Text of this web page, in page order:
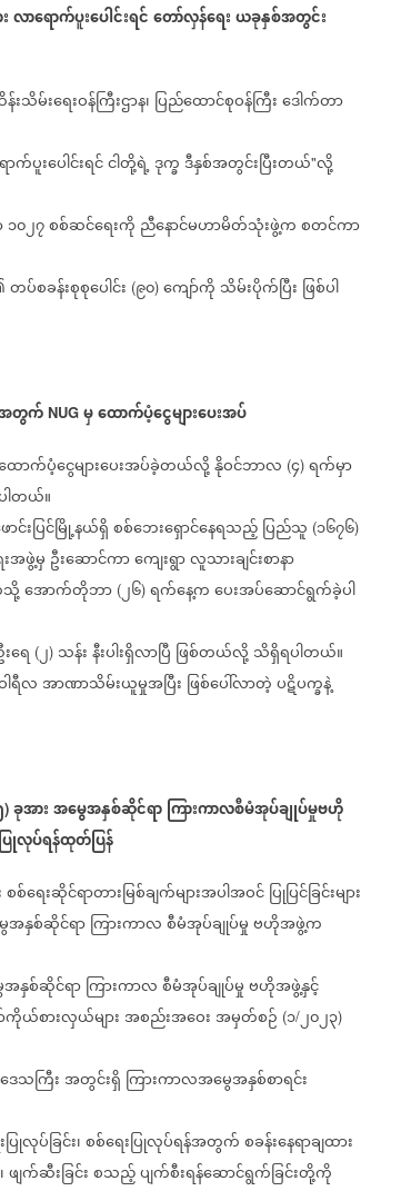
လာရောက်ပူးပေါင်းရင်တော်လှန်ရေးယခုနှစ်အတွင်း
မ်းရေးဝန်ကြီးဌာန၊ ပြည်ထောင်စုဝန်ကြီးဒေါက်တာ
က်ပူးပေါင်းရင်ငါတို့ရဲ့ဒုက္ခဒီနှစ်အတွင်းပြီးတယ်"လို့
၁၀၂၇စစ်ဆင်ရေးကို ညီနောင်မဟာမိတ်သုံးဖွဲ့ကစတင်ကာ
တပ်စခန်းစုစုပေါင်း (၉၀) ကျော်ကို သိမ်းပိုက်ပြီး ဖြစ်ပါ
အတွက် NUG မှထောက်ပံ့ငွေများပေးအပ်
ောက်ပံ့ငွေများပေးအပ်ခဲ့တယ်လို့နိုဝင်ဘာလ (၄) ရက်မှာ
ါတယ်။
ာင်းပြင်မြို့နယ်ရှိစစ်ဘေးရှောင်နေရသည့်ပြည်သူ (၁၆၇၆)
အဖွဲ့မှ ဦးဆောင်ကာကျေးရွာလူသားချင်းစာနာ
သို့အောက်တိုဘာ (၂၆) ရက်နေ့ကပေးအပ်‌ဆောင်ရွက်ခဲ့ပါ
ရေ (၂) သန်းနီးပါးရှိလာပြီ ဖြစ်တယ်လို့သိရှိရပါတယ်။
ါရီလအာဏာသိမ်းယူမှုအပြီး ဖြစ်ပေါ်လာတဲ့ပဋိပက္ခနဲ့
) ခုအားအမွေအနှစ်ဆိုင်ရာကြားကာလစီမံအုပ်ချုပ်မှုဗဟို
ပြုလုပ်ရန်ထုတ်ပြန်
စစ်ရေးဆိုင်ရာတားမြစ်ချက်များအပါအဝင်ပြုပြင်ခြင်းများ
အနှစ်ဆိုင်ရာကြားကာလစီမံအုပ်ချုပ်မှုဗဟိုအဖွဲ့က
နှစ်ဆိုင်ရာကြားကာလစီမံအုပ်ချုပ်မှုဗဟိုအဖွဲ့နှင့်
ယ်စားလှယ်များအစည်းအဝေးအမှတ်စဉ် (၁/၂၀၂၃)
ေသကြီးအတွင်းရှိ ကြားကာလအမွေအနှစ်စာရင်း
ြုလုပ်ခြင်း၊စစ်ရေးပြုလုပ်ရန်အတွက်စခန်းနေရာချထား
ဖျက်ဆီးခြင်းစသည့်ပျက်စီးရန်ဆောင်ရွက်ခြင်းတို့ကို